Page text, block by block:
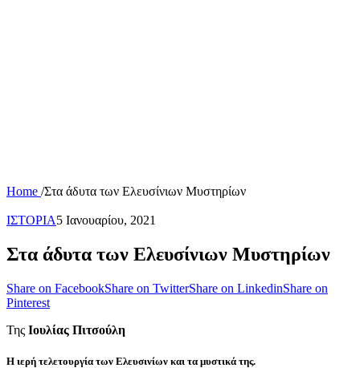
Home /Στα άδυτα των Ελευσίνιων Μυστηρίων
ΙΣΤΟΡΙΑ5 Ιανουαρίου, 2021
Στα άδυτα των Ελευσίνιων Μυστηρίων
Share on FacebookShare on TwitterShare on LinkedinShare on
Pinterest
Της Ιουλίας Πιτσούλη
Η ιερή τελετουργία των Ελευσινίων και τα μυστικά της.